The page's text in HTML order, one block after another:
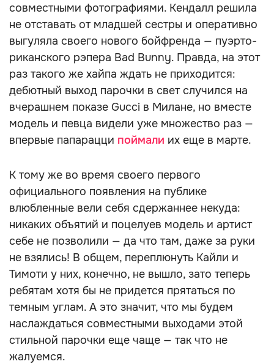
совместными фотографиями. Кендалл решила
не отставать от младшей сестры и оперативно
выгуляла своего нового бойфренда — пуэрто-
риканского рэпера Bad Bunny. Правда, на этот
раз такого же хайпа ждать не приходится:
дебютный выход парочки в свет случился на
вчерашнем показе Gucci в Милане, но вместе
модель и певца видели уже множество раз —
впервые папарацци поймали их еще в марте.
К тому же во время своего первого
официального появления на публике
влюбленные вели себя сдержаннее некуда:
никаких объятий и поцелуев модель и артист
себе не позволили — да что там, даже за руки
не взялись! В общем, переплюнуть Кайли и
Тимоти у них, конечно, не вышло, зато теперь
ребятам хотя бы не придется прятаться по
темным углам. А это значит, что мы будем
наслаждаться совместными выходами этой
стильной парочки еще чаще — так что не
жалуемся.